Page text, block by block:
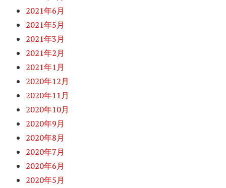
2021年6月
2021年5月
2021年3月
2021年2月
2021年1月
2020年12月
2020年11月
2020年10月
2020年9月
2020年8月
2020年7月
2020年6月
2020年5月